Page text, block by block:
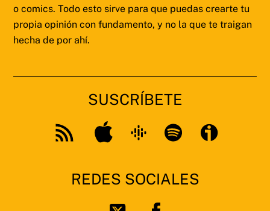
o comics. Todo esto sirve para que puedas crearte tu
propia opinión con fundamento, y no la que te traigan
hecha de por ahí.
SUSCRÍBETE
Feed
Apple
Google
Spotify
REDES SOCIALES